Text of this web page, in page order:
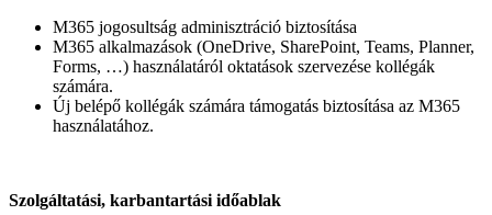
M365 jogosultság adminisztráció biztosítása
M365 alkalmazások (OneDrive, SharePoint, Teams, Planner,
Forms, …) használatáról oktatások szervezése kollégák
számára.
Új belépő kollégák számára támogatás biztosítása az M365
használatához.
Szolgáltatási, karbantartási időablak